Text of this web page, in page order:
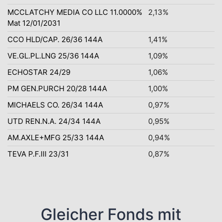
MCCLATCHY MEDIA CO LLC 11.0000%
Mat 12/01/2031
2,13%
CCO HLD/CAP. 26/36 144A
1,41%
VE.GL.PL.LNG 25/36 144A
1,09%
ECHOSTAR 24/29
1,06%
PM GEN.PURCH 20/28 144A
1,00%
MICHAELS CO. 26/34 144A
0,97%
UTD REN.N.A. 24/34 144A
0,95%
AM.AXLE+MFG 25/33 144A
0,94%
TEVA P.F.III 23/31
0,87%
Gleicher Fonds mit